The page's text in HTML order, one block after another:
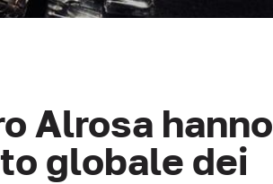
Alrosa hanno
globale dei